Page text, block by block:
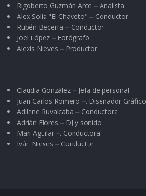
Rigoberto Guzmán Arce ⏤ Analista
Alex Solis "El Chaveto" ⏤ Conductor.
Rubén Becerra ⏤ Conductor
Joel López ⏤ Fotógrafo
Alexis Nieves ⏤ Productor
Claudia González ⏤ Jefa de personal
Juan Carlos Romero ⏤. Diseñador Gráfico
Adilene Ruvalcaba ⏤ Conductora
Adrián Flores ⏤ DJ y sonido.
Mari Aguilar ⏤. Conductora
Iván Nieves ⏤ Conductor